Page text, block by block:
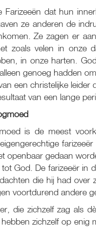
Farizeeën dat hun
ze anderen de
Ze zagen er
zoals velen in onze
in onze harten.
genoeg hadden
een christelijke
van een lange
is de meest
openbaar gedaan
God. De farizeeër in
die hij had over
voortdurend andere
die zichzelf zag als
zichzelf op enig